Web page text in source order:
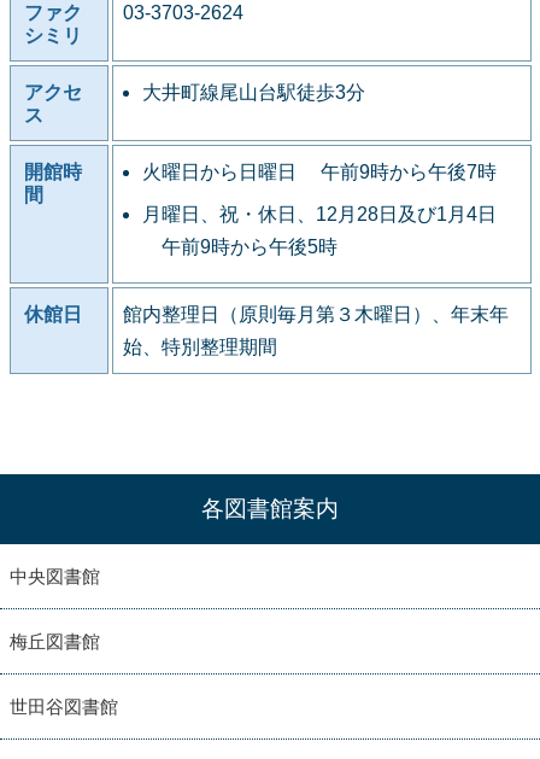
ファク
シミリ
03-3703-2624
アクセ
ス
大井町線尾山台駅徒歩3分
開館時
間
火曜日から日曜日 午前9時から午後7時
月曜日、祝・休日、12月28日及び1月4日
午前9時から午後5時
休館日
館内整理日（原則毎月第３木曜日）、年末年
始、特別整理期間
各図書館案内
中央図書館
梅丘図書館
世田谷図書館